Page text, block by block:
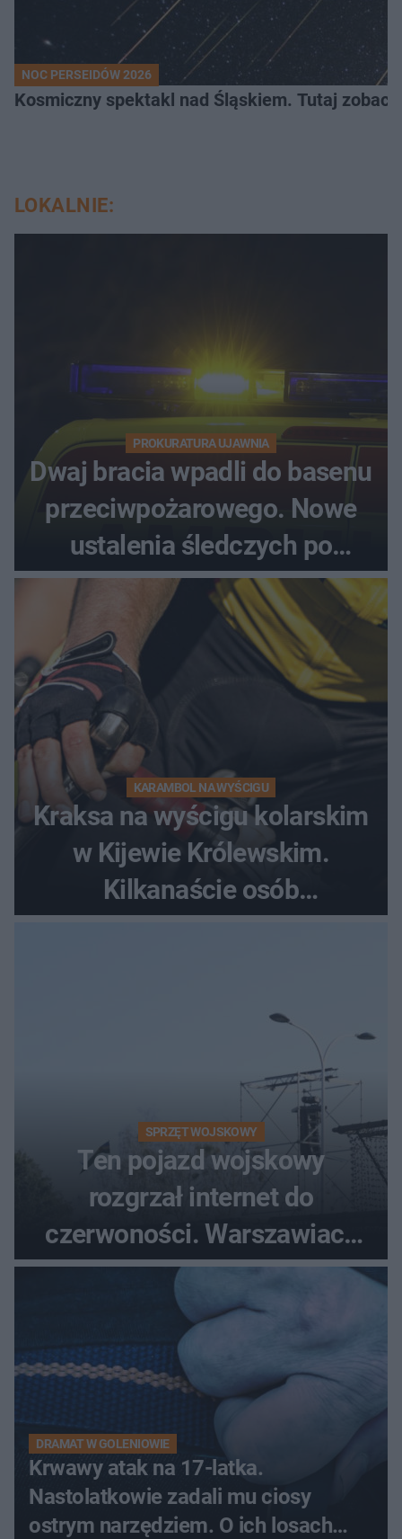
NOC PERSEIDÓW 2026
Kosmiczny spektakl nad Śląskiem. Tutaj
LOKALNIE:
PROKURATURA UJAWNIA
Dwaj bracia wpadli do basenu
przeciwpożarowego. Nowe
ustalenia śledczych po
dramatycznej akcji
KARAMBOL NA WYŚCIGU
Kraksa na wyścigu kolarskim
w Kijewie Królewskim.
Kilkanaście osób
poszkodowanych, lądował
SPRZĘT WOJSKOWY
Ten pojazd wojskowy
rozgrzał internet do
czerwoności. Warszawiacy
pytali, czy to Mad Max!
DRAMAT W GOLENIOWIE
Krwawy atak na 17-latka.
Nastolatkowie zadali mu ciosy
ostrym narzędziem. O ich losach